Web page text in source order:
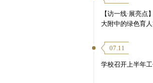
【访一线·展亮点
大附中的绿色育
07.11
学校召开上半年